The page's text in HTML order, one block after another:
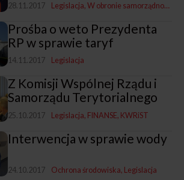
28.11.2017 Legislacja W obronie samorządności
Prośba o weto Prezydenta
RP w sprawie taryf
14.11.2017 Legislacja
Z Komisji Wspólnej Rządu i
Samorządu Terytorialnego
25.10.2017 Legislacja FINANSE KWRiST
Interwencja w sprawie wody
24.10.2017 Ochrona środowiska Legislacja